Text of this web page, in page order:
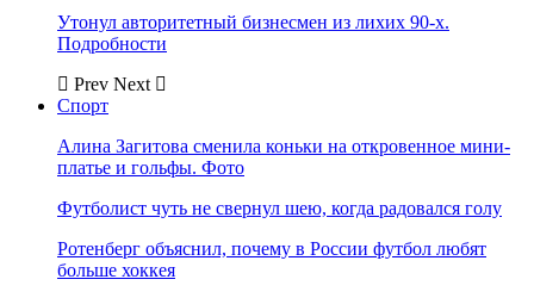
Утонул авторитетный бизнесмен из лихих 90-х.
Подробности
Prev Next
Спорт
Алина Загитова сменила коньки на откровенное мини-
платье и гольфы. Фото
Футболист чуть не свернул шею, когда радовался голу
Ротенберг объяснил, почему в России футбол любят
больше хоккея